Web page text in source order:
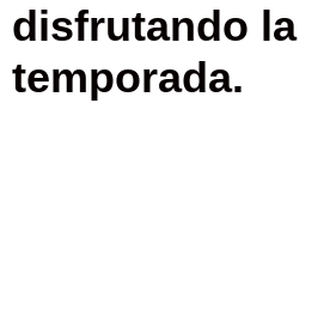
disfrutando la
temporada.